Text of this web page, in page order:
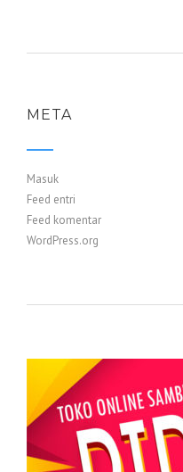
META
Masuk
Feed entri
Feed komentar
WordPress.org